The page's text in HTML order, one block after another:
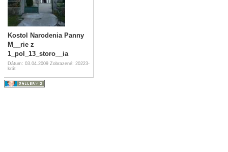
Kostol Narodenia Panny
M__rie z
1_pol_13_storo__ia
Dátum: 03.04.2009 Zobrazené: 20223-
krát